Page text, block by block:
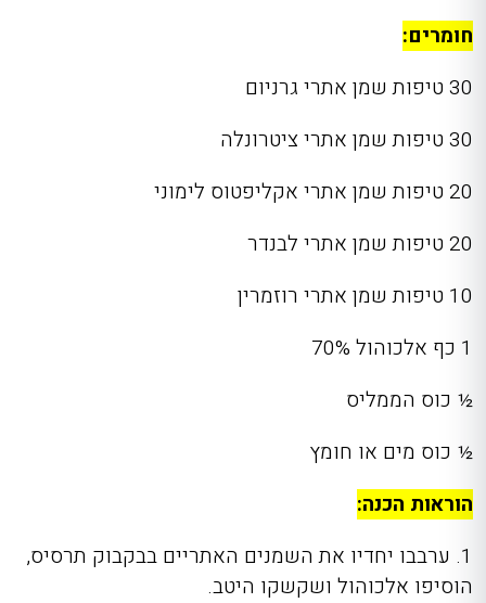
חומרים:
30 טיפות שמן אתרי גרניום
30 טיפות שמן אתרי ציטרונלה
20 טיפות שמן אתרי אקליפטוס לימוני
20 טיפות שמן אתרי לבנדר
10 טיפות שמן אתרי רוזמרין
1 כף אלכוהול 70%
½ כוס הממליס
½ כוס מים או חומץ
הוראות הכנה:
1. ערבבו יחדיו את השמנים האתריים בבקבוק תרסיס,
הוסיפו אלכוהול ושקשקו היטב.